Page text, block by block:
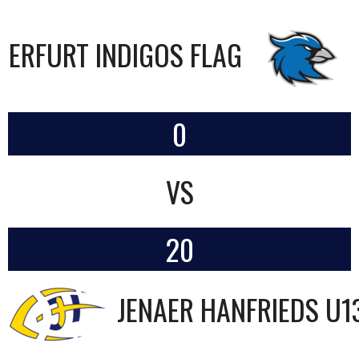
ERFURT INDIGOS FLAG
0
VS
20
JENAER HANFRIEDS